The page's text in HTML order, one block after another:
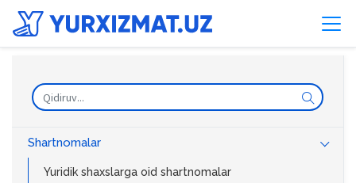
Shartnomalar
Yuridik shaxslarga oid shartnomalar